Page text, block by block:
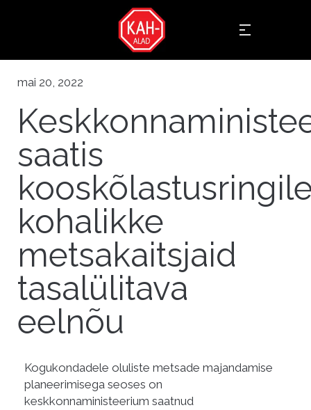
mai 20, 2022
saatis
kohalikke
metsakaitsjaid
tasalülitava
eelnõu
Kogukondadele oluliste metsade majandamise
planeerimisega seoses on
keskkonnaministeerium saatnud